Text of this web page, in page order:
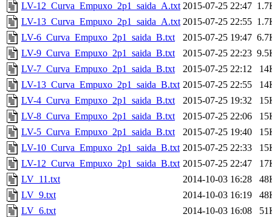
LV-12_Curva_Empuxo_2p1_saida_A.txt 2015-07-25 22:47
LV-13_Curva_Empuxo_2p1_saida_A.txt 2015-07-25 22:55
LV-6_Curva_Empuxo_2p1_saida_B.txt
2015-07-25 19:47
LV-9_Curva_Empuxo_2p1_saida_B.txt
2015-07-25 22:23
LV-7_Curva_Empuxo_2p1_saida_B.txt
2015-07-25 22:12
LV-13_Curva_Empuxo_2p1_saida_B.txt 2015-07-25 22:55
LV-4_Curva_Empuxo_2p1_saida_B.txt
2015-07-25 19:32
LV-8_Curva_Empuxo_2p1_saida_B.txt
2015-07-25 22:06
LV-5_Curva_Empuxo_2p1_saida_B.txt
2015-07-25 19:40
LV-10_Curva_Empuxo_2p1_saida_B.txt 2015-07-25 22:33
LV-12_Curva_Empuxo_2p1_saida_B.txt 2015-07-25 22:47
LV_11.txt
2014-10-03 16:28
LV_9.txt
2014-10-03 16:19
LV_6.txt
2014-10-03 16:08